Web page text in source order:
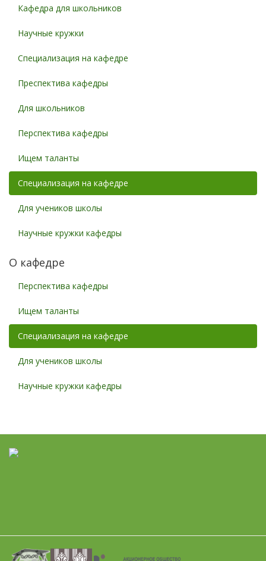
Кафедра для школьников
Научные кружки
Специализация на кафедре
Преспектива кафедры
Для школьников
Перспектива кафедры
Ищем таланты
Специализация на кафедре
Для учеников школы
Научные кружки кафедры
О кафедре
Перспектива кафедры
Ищем таланты
Специализация на кафедре
Для учеников школы
Научные кружки кафедры